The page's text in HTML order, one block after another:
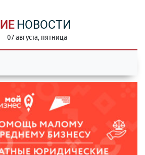
НОВОСТИ
07 августа, пятница